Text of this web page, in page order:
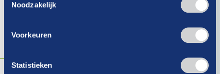
Noodzakelijk
Voorkeuren
Statistieken
Is er binnen jouw organisatie nog